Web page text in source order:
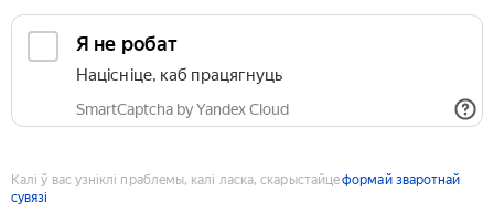
Я не робат
Націсніце, каб працягнуць
SmartCaptcha by Yandex Cloud
Калі ў вас узніклі праблемы, калі ласка, скарыстайцеформай зваротнай
сувязі